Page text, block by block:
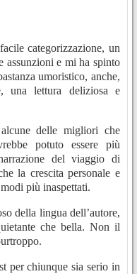
categorizzazione, un
assunzioni e mi ha spinto
umoristico, anche,
una lettura deliziosa e
delle migliori che
potuto essere più
del viaggio di
la crescita personale e
più inaspettati.
della lingua dell’autore,
che bella. Non il
per chiunque sia serio in